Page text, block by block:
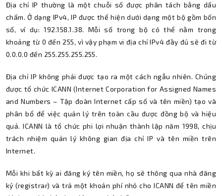
Địa chỉ IP thường là một chuỗi số được phân tách bằng dấu
chấm. Ở dạng IPv4, IP được thể hiện dưới dạng một bộ gồm bốn
số, ví dụ: 192.158.1.38. Mỗi số trong bộ có thể nằm trong
khoảng từ 0 đến 255, vì vậy phạm vi địa chỉ IPv4 đầy đủ sẽ đi từ
0.0.0.0 đến 255.255.255.255.
Địa chỉ IP không phải được tạo ra một cách ngẫu nhiên. Chúng
được tổ chức ICANN (Internet Corporation for Assigned Names
and Numbers – Tập đoàn Internet cấp số và tên miền) tạo và
phân bổ để việc quản lý trên toàn cầu được đồng bộ và hiệu
quả. ICANN là tổ chức phi lợi nhuận thành lập năm 1998, chịu
trách nhiệm quản lý không gian địa chỉ IP và tên miền trên
Internet.
Mỗi khi bất kỳ ai đăng ký tên miền, họ sẽ thông qua nhà đăng
ký (registrar) và trả một khoản phí nhỏ cho ICANN để tên miền